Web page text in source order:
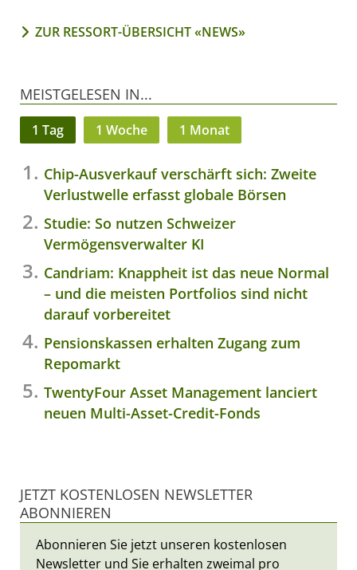
ZUR RESSORT-ÜBERSICHT «NEWS»
MEISTGELESEN IN...
1 Tag 1 Woche 1 Monat
Chip-Ausverkauf verschärft sich: Zweite
Verlustwelle erfasst globale Börsen
Studie: So nutzen Schweizer
Vermögensverwalter KI
Candriam: Knappheit ist das neue Normal
– und die meisten Portfolios sind nicht
darauf vorbereitet
Pensionskassen erhalten Zugang zum
Repomarkt
TwentyFour Asset Management lanciert
neuen Multi-Asset-Credit-Fonds
JETZT KOSTENLOSEN NEWSLETTER
ABONNIEREN
Abonnieren Sie jetzt unseren kostenlosen
Newsletter und Sie erhalten zweimal pro